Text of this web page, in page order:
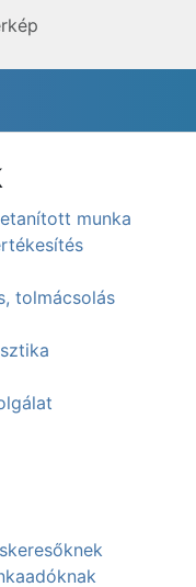
munka
tolmácsolás